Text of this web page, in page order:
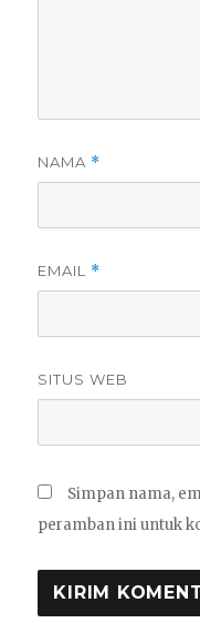
NAMA *
EMAIL *
SITUS WEB
Simpan nama,
peramban ini untuk